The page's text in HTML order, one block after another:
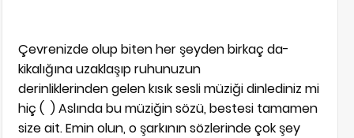
Çevrenizde olup biten her şeyden birkaç da­
kikalığına uzaklaşıp ruhunuzun
derinliklerinden gelen kısık sesli müziği dinlediniz mi
hiç ( ) As­lında bu müziğin sözü, bestesi tamamen
size ait. Emin olun, o şarkının sözlerinde çok şey